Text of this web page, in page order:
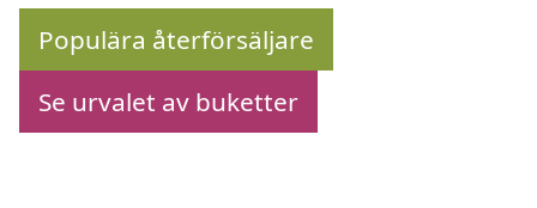
Populära återförsäljare
Se urvalet av buketter